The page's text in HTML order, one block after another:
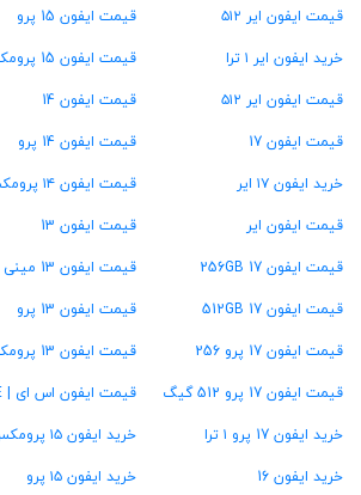
قیمت ایفون ایر ۵۱۲
خرید ایفون ایر ۱ ترا
قیمت ایفون ایر ۵۱۲
قیمت ایفون 17
خرید ایفون ۱۷ ایر
قیمت ایفون ایر
قیمت ایفون 17 256GB
قیمت ایفون 17 512GB
قیمت ایفون 17 پرو 256
قیمت ایفون 17 پرو 512 گیگ
خرید ایفون 17 پرو ۱ ترا
خرید ایفون 16
قیمت ایفون 15 پرو
قیمت ایفون 15 پرومکس
قیمت ایفون 14
قیمت ایفون 14 پرو
قیمت ایفون ۱۴ پرومکس
قیمت ایفون 13
قیمت ایفون 13 مینی
قیمت ایفون 13 پرو
قیمت ایفون 13 پرومکس
قیمت ایفون اس ای | SE
خرید ایفون ۱۵ پرومکس
خرید ایفون ۱۵ پرو